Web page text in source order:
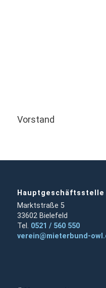
Vorstand
Hauptgeschäftsstelle
Marktstraße 5
33602 Bielefeld
Tel. 0521 / 560 550
verein@mieterbund-